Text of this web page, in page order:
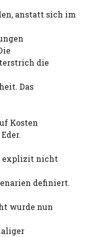
anstatt sich im
die
Das
Kosten
explizit nicht
definiert.
wurde nun